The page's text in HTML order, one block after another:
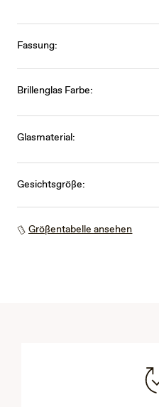
Fassung:
Brillenglas Farbe:
Glasmaterial:
Gesichtsgröße:
Größentabelle ansehen